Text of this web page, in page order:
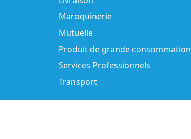
Maroquinerie
Mutuelle
Produit de grande consommation
Services Professionnels
Transport